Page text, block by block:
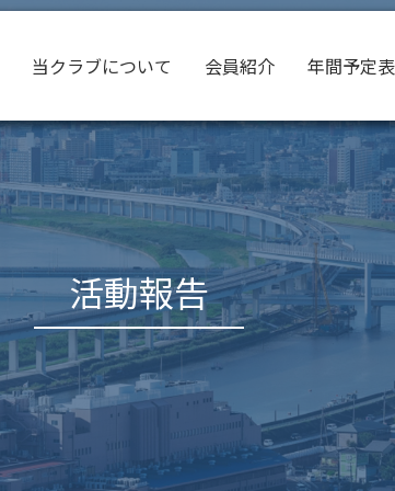
当クラブについて 会員紹介 年間予定表
活動報告